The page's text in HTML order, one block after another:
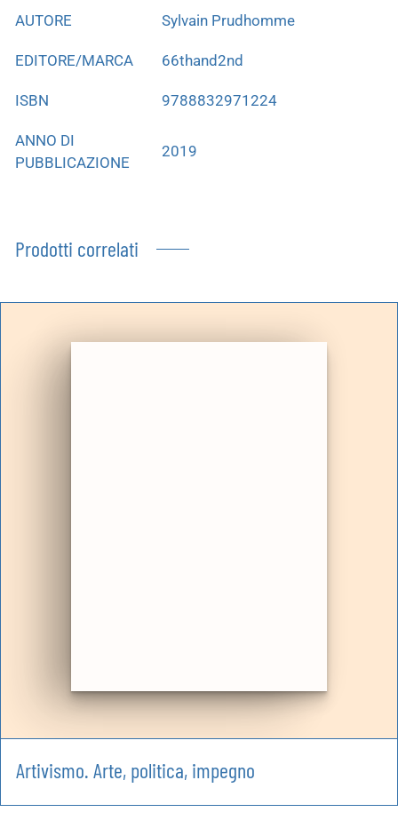
AUTORE Sylvain Prudhomme
EDITORE/MARCA 66thand2nd
ISBN 9788832971224
ANNO DI
PUBBLICAZIONE
2019
Prodotti correlati
Artivismo. Arte, politica, impegno